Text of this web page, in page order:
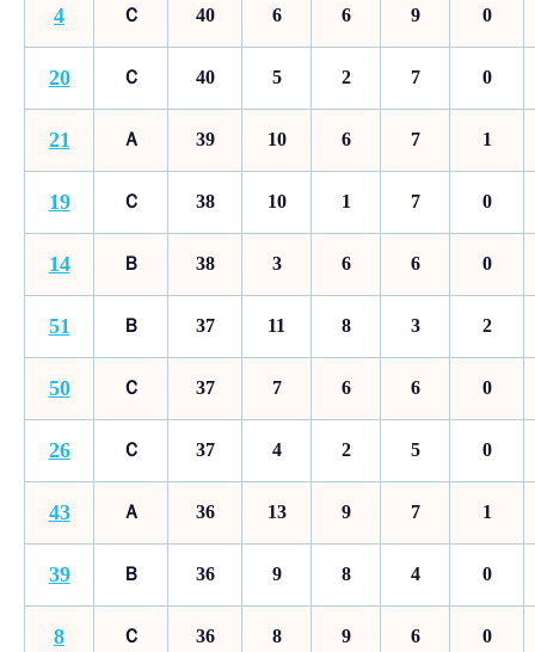
4 Ｃ 40 6 6 9 0
20 Ｃ 40 5 2 7 0
21 Ａ 39 10 6 7 1
19 Ｃ 38 10 1 7 0
14 Ｂ 38 3 6 6 0
51 Ｂ 37 11 8 3 2
50 Ｃ 37 7 6 6 0
26 Ｃ 37 4 2 5 0
43 Ａ 36 13 9 7 1
39 Ｂ 36 9 8 4 0
8 Ｃ 36 8 9 6 0